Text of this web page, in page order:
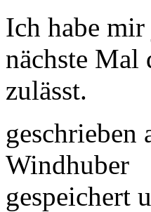
Ich habe mir
nächste Mal
zulässt.
Windhuber
gespeichert